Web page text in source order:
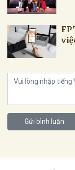
Gửi bình luận